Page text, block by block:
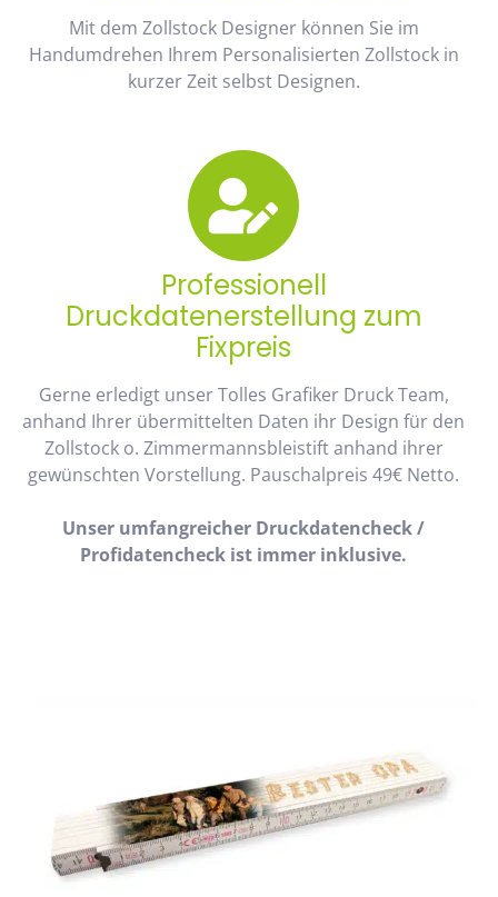
Mit dem Zollstock Designer können Sie im
Handumdrehen Ihrem Personalisierten Zollstock in
kurzer Zeit selbst Designen.
Professionell
Druckdatenerstellung zum
Fixpreis
Gerne erledigt unser Tolles Grafiker Druck Team,
anhand Ihrer übermittelten Daten ihr Design für den
Zollstock o. Zimmermannsbleistift anhand ihrer
gewünschten Vorstellung. Pauschalpreis 49€ Netto.
Unser umfangreicher Druckdatencheck /
Profidatencheck ist immer inklusive.